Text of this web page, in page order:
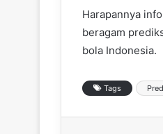
Harapannya
beragam
bola Indonesia.
Tags